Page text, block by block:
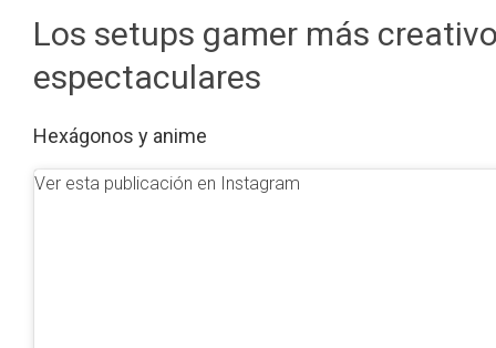
Los setups gamer más
espectaculares
Hexágonos y anime
Ver esta publicación en Instagram